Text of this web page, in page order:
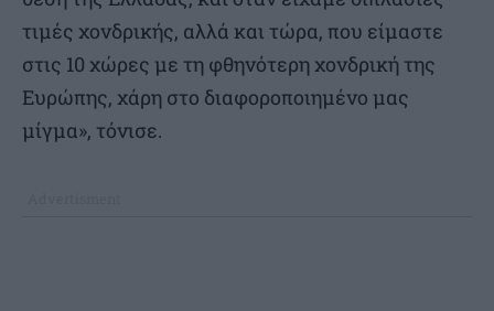
τιμές χονδρικής, αλλά και τώρα, που είμαστε
στις 10 χώρες με τη φθηνότερη χονδρική της
Ευρώπης, χάρη στο διαφοροποιημένο μας
μίγμα», τόνισε.